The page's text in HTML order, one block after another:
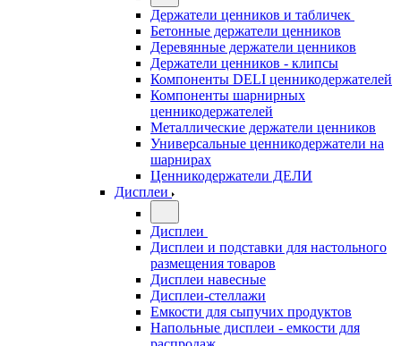
Держатели ценников и табличек
Бетонные держатели ценников
Деревянные держатели ценников
Держатели ценников - клипсы
Компоненты DELI ценникодержателей
Компоненты шарнирных
ценникодержателей
Металлические держатели ценников
Универсальные ценникодержатели на
шарнирах
Ценникодержатели ДЕЛИ
Дисплеи
Дисплеи
Дисплеи и подставки для настольного
размещения товаров
Дисплеи навесные
Дисплеи-стеллажи
Емкости для сыпучих продуктов
Напольные дисплеи - емкости для